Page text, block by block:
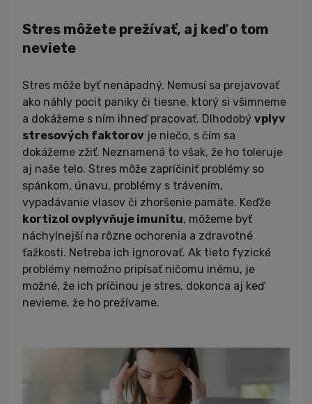
Stres môžete prežívať, aj keď o tom
neviete
Stres môže byť nenápadný. Nemusí sa prejavovať
ako náhly pocit paniky či tiesne, ktorý si všimneme
a dokážeme s ním ihneď pracovať. Dlhodobý vplyv
stresových faktorov je niečo, s čím sa
dokážeme zžiť. Neznamená to však, že ho toleruje
aj naše telo. Stres môže zapríčiniť problémy so
spánkom, únavu, problémy s trávením,
vypadávanie vlasov či zhoršenie pamäte. Keďže
kortizol ovplyvňuje imunitu, môžeme byť
náchylnejší na rôzne ochorenia a zdravotné
ťažkosti. Netreba ich ignorovať. Ak tieto fyzické
problémy nemožno pripísať ničomu inému, je
možné, že ich príčinou je stres, dokonca aj keď
nevieme, že ho prežívame.